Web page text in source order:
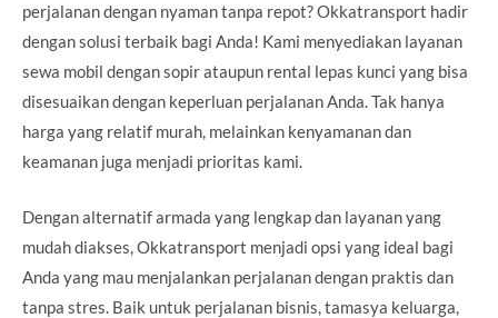
perjalanan dengan nyaman tanpa repot? Okkatransport hadir
dengan solusi terbaik bagi Anda! Kami menyediakan layanan
sewa mobil dengan sopir ataupun rental lepas kunci yang bisa
disesuaikan dengan keperluan perjalanan Anda. Tak hanya
harga yang relatif murah, melainkan kenyamanan dan
keamanan juga menjadi prioritas kami.
Dengan alternatif armada yang lengkap dan layanan yang
mudah diakses, Okkatransport menjadi opsi yang ideal bagi
Anda yang mau menjalankan perjalanan dengan praktis dan
tanpa stres. Baik untuk perjalanan bisnis, tamasya keluarga,